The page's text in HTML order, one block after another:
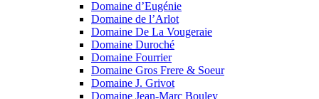
Domaine d’Eugénie
Domaine de l’Arlot
Domaine De La Vougeraie
Domaine Duroché
Domaine Fourrier
Domaine Gros Frere & Soeur
Domaine J. Grivot
Domaine Jean-Marc Bouley